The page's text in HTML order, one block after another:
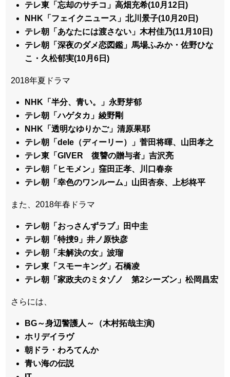
テレ東「忘却のサチコ」高畑充希(10月12日)
NHK「フェイクニュース」北川景子(10月20日)
テレ朝「あなたには渡さない」木村佳乃(11月10日)
テレ朝「深夜のダメ恋図鑑」馬場ふみか・佐野ひな
こ・久松郁実(10月6日)
2018年夏ドラマ
NHK「半分、青い。」永野芽郁
テレ朝「ハゲタカ」綾野剛
NHK「透明なゆりかご」清原果耶
テレ朝「dele（ディーリー）」菅田将暉、山田孝之
テレ東「GIVER 復讐の贈与者」吉沢亮
テレ朝「ヒモメン」窪田正孝、川口春奈
テレ朝「幸色のワンルーム」山田杏奈、上杉柊平
また、2018年春ドラマ
テレ朝「おっさんずラブ」田中圭
テレ朝「特捜9」井ノ原快彦
テレ朝「未解決の女」波瑠
テレ東「スモーキング」石橋凌
テレ朝「家政夫のミタゾノ 第2シーズン」松岡昌宏
さらには、
BG～身辺警護人～（木村拓哉主演)
ホリデイラヴ
朝ドラ・わろてんか
青い海の伝説